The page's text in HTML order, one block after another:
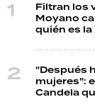
Filtran los
Moyano
quién es
"Después
mujeres":
Candela